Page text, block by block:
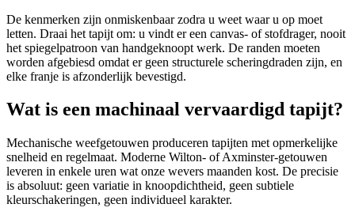
De kenmerken zijn onmiskenbaar zodra u weet waar u op moet
letten. Draai het tapijt om: u vindt er een canvas- of stofdrager, nooit
het spiegelpatroon van handgeknoopt werk. De randen moeten
worden afgebiesd omdat er geen structurele scheringdraden zijn, en
elke franje is afzonderlijk bevestigd.
Wat is een machinaal vervaardigd tapijt?
Mechanische weefgetouwen produceren tapijten met opmerkelijke
snelheid en regelmaat. Moderne Wilton- of Axminster-getouwen
leveren in enkele uren wat onze wevers maanden kost. De precisie
is absoluut: geen variatie in knoopdichtheid, geen subtiele
kleurschakeringen, geen individueel karakter.